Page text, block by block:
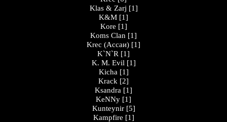
Klas & Zarj [1]
K&M [1]
Kore [1]
Koms Clan [1]
Krec (Ассаи) [1]
K`N`R [1]
K. M. Evil [1]
Kicha [1]
Krack [2]
Ksandra [1]
KeNNy [1]
Kunteynir [5]
Kampfire [1]